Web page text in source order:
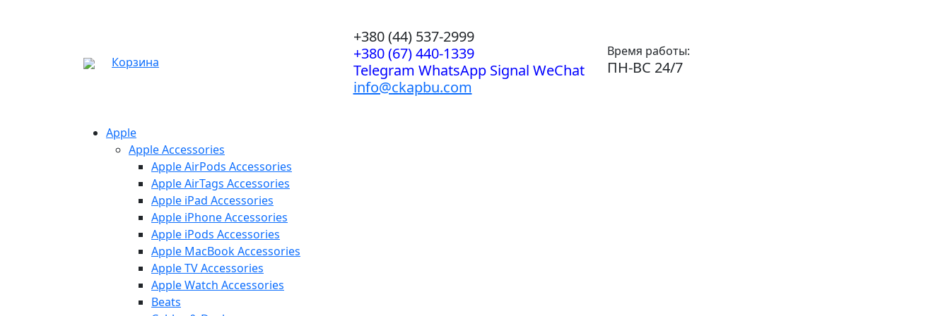
Корзина
+380 (44) 537-2999
+380 (67) 440-1339
Telegram WhatsApp Signal WeChat
info@ckapbu.com
Время работы:
ПН-ВС 24/7
Apple
Apple Accessories
Apple AirPods Accessories
Apple AirTags Accessories
Apple iPad Accessories
Apple iPhone Accessories
Apple iPods Accessories
Apple MacBook Accessories
Apple TV Accessories
Apple Watch Accessories
Beats